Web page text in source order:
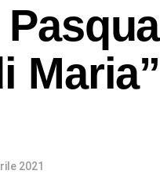
2021